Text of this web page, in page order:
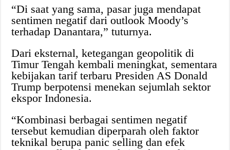
“Di saat yang sama, pasar juga mendapat
sentimen negatif dari outlook Moody’s
terhadap Danantara,” tuturnya.
Dari eksternal, ketegangan geopolitik di
Timur Tengah kembali meningkat, sementara
kebijakan tarif terbaru Presiden AS Donald
Trump berpotensi menekan sejumlah sektor
ekspor Indonesia.
“Kombinasi berbagai sentimen negatif
tersebut kemudian diperparah oleh faktor
teknikal berupa panic selling dan efek